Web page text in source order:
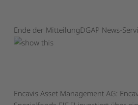
Ende der MitteilungDGAP News-
Encavis Asset Management AG: